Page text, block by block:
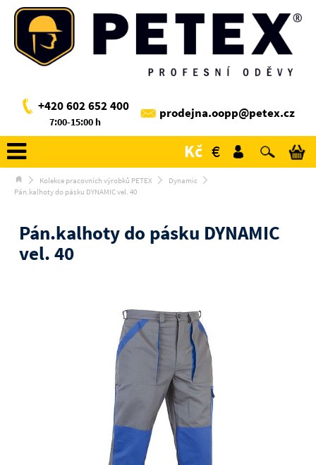
+420 602 652 400
7:00-15:00 h
prodejna.oopp@petex.cz
Kč €
Kolekce pracovních výrobků PETEX
Dynamic
Pán.kalhoty do pásku DYNAMIC vel. 40
Pán.kalhoty do pásku DYNAMIC
vel. 40